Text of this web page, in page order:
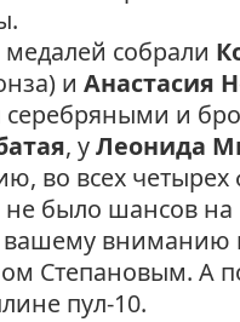
собрали
и Анастасия
серебряными и
, уЛеонида
во всех
было шансов на
вниманию
Степановым. А
пул-10.